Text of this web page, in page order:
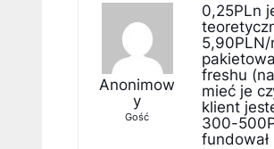
Anonimow
y
Gość
0,25PLn
5,90PLN/
freshu
mieć je
klient
300-